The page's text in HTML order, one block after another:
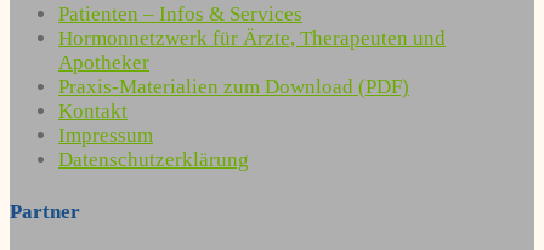
Patienten – Infos & Services
Hormonnetzwerk für Ärzte, Therapeuten und
Apotheker
Praxis-Materialien zum Download (PDF)
Kontakt
Impressum
Datenschutzerklärung
Partner